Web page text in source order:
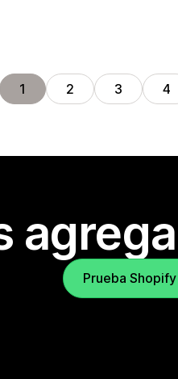
1 2 3 4
Prueba